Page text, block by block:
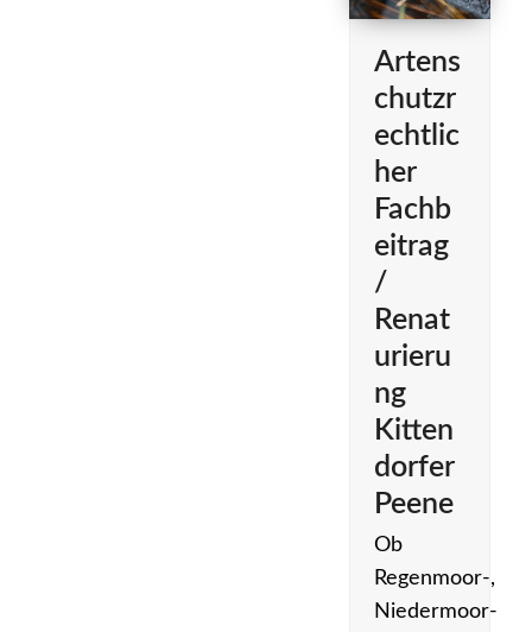
Artens
chutzr
echtlic
her
Fachb
eitrag
/
Renat
urieru
ng
Kitten
dorfer
Peene
Ob
Regenmoor-,
Niedermoor-